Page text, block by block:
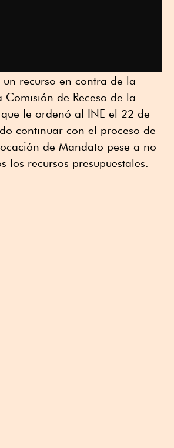
recurso en contra de la
Comisión de Receso de la
le ordenó al INE el 22 de
continuar con el proceso de
de Mandato pese a no
los recursos presupuestales.